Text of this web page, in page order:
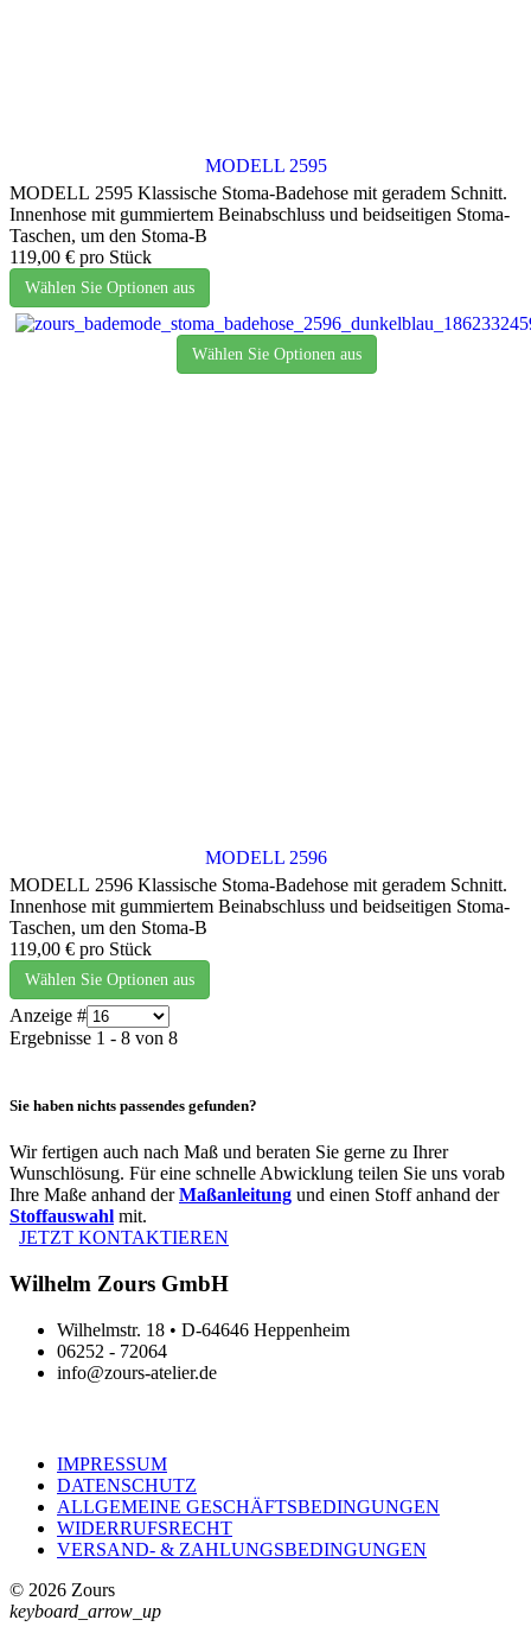
MODELL 2595
MODELL 2595 Klassische Stoma-Badehose mit geradem Schnitt.
Innenhose mit gummiertem Beinabschluss und beidseitigen Stoma-
Taschen, um den Stoma-B
119,00 € pro Stück
Wählen Sie Optionen aus
Wählen Sie Optionen aus
MODELL 2596
MODELL 2596 Klassische Stoma-Badehose mit geradem Schnitt.
Innenhose mit gummiertem Beinabschluss und beidseitigen Stoma-
Taschen, um den Stoma-B
119,00 € pro Stück
Wählen Sie Optionen aus
Anzeige #
Ergebnisse 1 - 8 von 8
Sie haben nichts passendes gefunden?
Wir fertigen auch nach Maß und beraten Sie gerne zu Ihrer
Wunschlösung. Für eine schnelle Abwicklung teilen Sie uns vorab
Ihre Maße anhand derMaßanleitung und einen Stoff anhand der
Stoffauswahl mit.
JETZT KONTAKTIEREN
Wilhelm Zours GmbH
Wilhelmstr. 18 • D-64646 Heppenheim
06252 - 72064
info@zours-atelier.de
IMPRESSUM
DATENSCHUTZ
ALLGEMEINE GESCHÄFTSBEDINGUNGEN
WIDERRUFSRECHT
VERSAND- & ZAHLUNGSBEDINGUNGEN
© 2026 Zours
keyboard_arrow_up